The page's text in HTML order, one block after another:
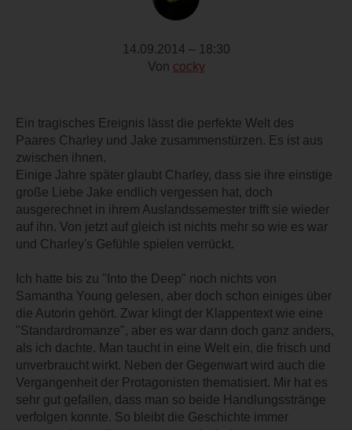
14.09.2014 – 18:30
Von cocky
Ein tragisches Ereignis lässt die perfekte Welt des
Paares Charley und Jake zusammenstürzen. Es ist aus
zwischen ihnen.
Einige Jahre später glaubt Charley, dass sie ihre einstige
große Liebe Jake endlich vergessen hat, doch
ausgerechnet in ihrem Auslandssemester trifft sie wieder
auf ihn. Von jetzt auf gleich ist nichts mehr so wie es war
und Charley's Gefühle spielen verrückt.
Ich hatte bis zu "Into the Deep" noch nichts von
Samantha Young gelesen, aber doch schon einiges über
die Autorin gehört. Zwar klingt der Klappentext wie eine
"Standardromanze", aber es war dann doch ganz anders,
als ich dachte. Man taucht in eine Welt ein, die frisch und
unverbraucht wirkt. Neben der Gegenwart wird auch die
Vergangenheit der Protagonisten thematisiert. Mir hat es
sehr gut gefallen, dass man so beide Handlungsstränge
verfolgen konnte. So bleibt die Geschichte immer